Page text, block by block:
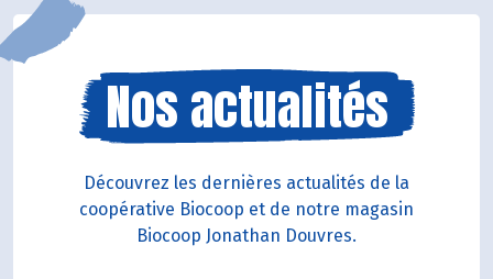
Nos actualités
Découvrez les dernières actualités de la
coopérative Biocoop et de notre magasin
Biocoop Jonathan Douvres.